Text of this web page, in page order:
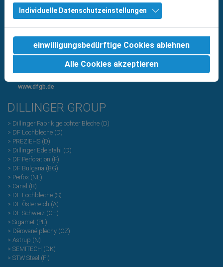
KONTAKT
Franz-Meguin-Straße 20
D-66763 Dillingen
Tel +49 (0) 6831 7003-0
Fax +49 (0) 6831 7003-525
www.dfgb.de
DILLINGER GROUP
> Dillinger Fabrik gelochter Bleche (D)
> DF Lochbleche (D)
> PREZIEHS (D)
> Dillinger Edelstahl (D)
> DF Perforation (F)
> DF Bulgaria (BG)
> Perfox (NL)
> Canal (B)
> DF Lochbleche (S)
> DF Österreich (A)
> DF Schweiz (CH)
> Sigamet (PL)
> Dĕrované plechy (CZ)
> Astrup (N)
> SEMITECH (DK)
> STW Steel (Fi)
Individuelle Datenschutzeinstellungen
einwilligungsbedürftige Cookies ablehnen
Alle Cookies akzeptieren